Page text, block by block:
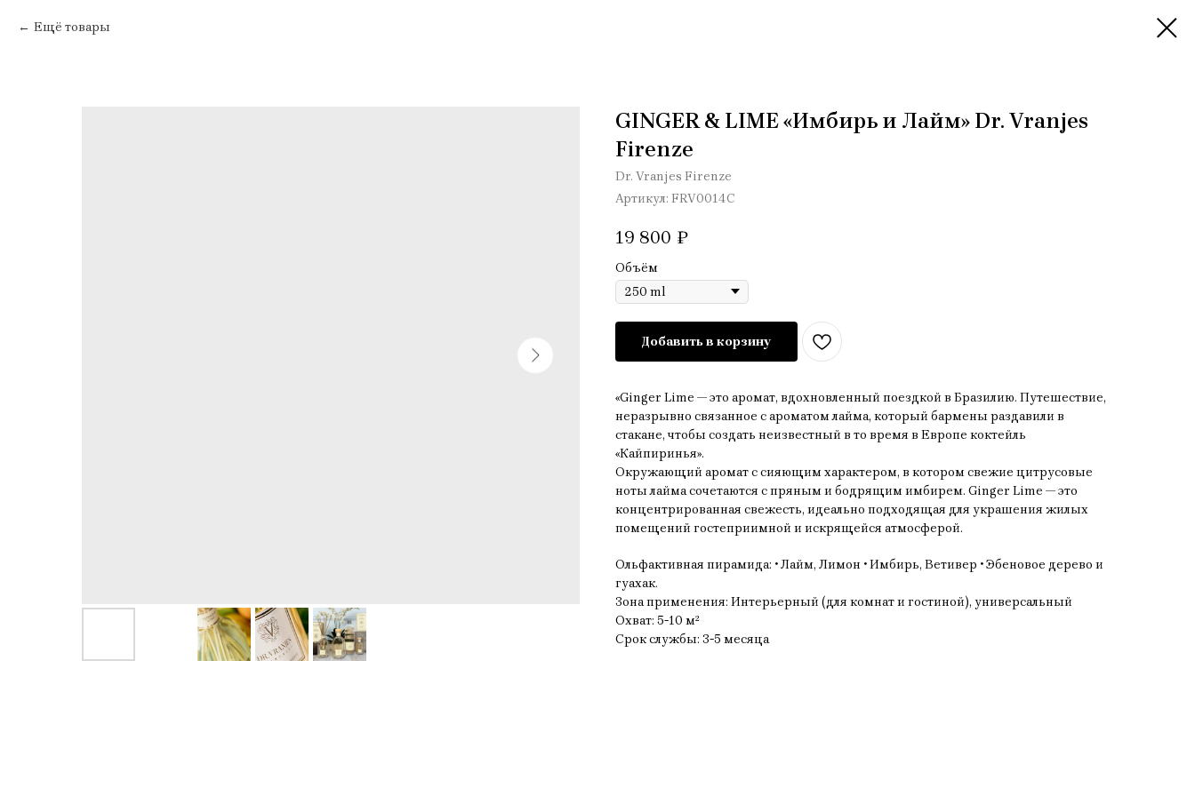
Ещё товары
GINGER & LIME «Имбирь и Лайм» Dr. Vranjes
Firenze
Dr. Vranjes Firenze
Артикул: FRV0014C
19 800 ₽
Объём
Добавить в корзину
«Ginger Lime — это аромат, вдохновленный поездкой в ​​Бразилию. Путешествие,
неразрывно связанное с ароматом лайма, который бармены раздавили в
стакане, чтобы создать неизвестный в то время в Европе коктейль
«Кайпиринья».
Окружающий аромат с сияющим характером, в котором свежие цитрусовые
ноты лайма сочетаются с пряным и бодрящим имбирем. Ginger Lime — это
концентрированная свежесть, идеально подходящая для украшения жилых
помещений гостеприимной и искрящейся атмосферой.
Ольфактивная пирамида: • Лайм, Лимон • Имбирь, Ветивер • Эбеновое дерево и
гуахак.
Зона применения: Интерьерный (для комнат и гостиной), универсальный
Охват: 5-10 м²
Срок службы: 3-5 месяца